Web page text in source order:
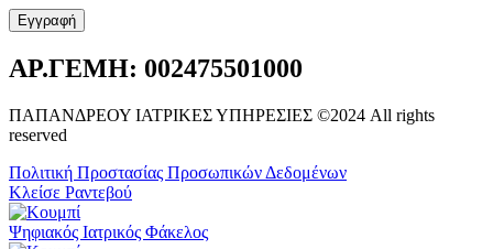
ΑΡ.ΓΕΜΗ: 002475501000
ΠΑΠΑΝΔΡΕΟΥ ΙΑΤΡΙΚΕΣ ΥΠΗΡΕΣΙΕΣ ©2024 All rights
reserved
Πολιτική Προστασίας Προσωπικών Δεδομένων
Κλείσε Ραντεβού
Ψηφιακός Ιατρικός Φάκελος